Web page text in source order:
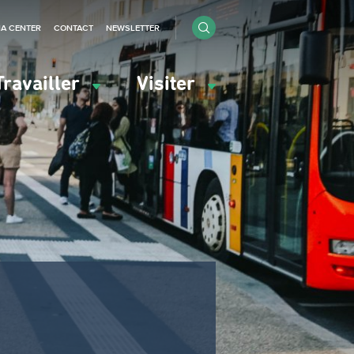
Visiter
CENTER CONTACT NEWSLETTER